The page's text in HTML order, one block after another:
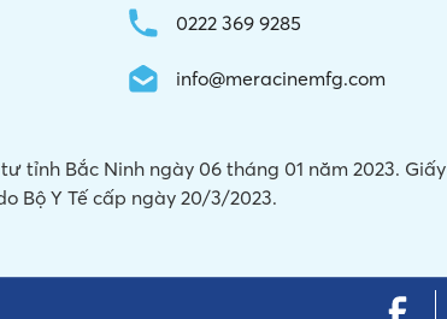
0222 369 9285
info@meracinemfg.com
tỉnh Bắc Ninh ngày 06 tháng 01 năm 2023. Giấy
Bộ Y Tế cấp ngày 20/3/2023.